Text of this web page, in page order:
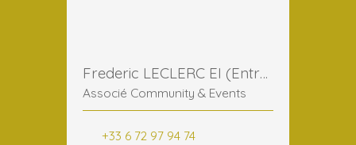
Frederic LECLERC EI (Entreprise Individuelle)
Associé Community & Events
+33 6 72 97 94 74